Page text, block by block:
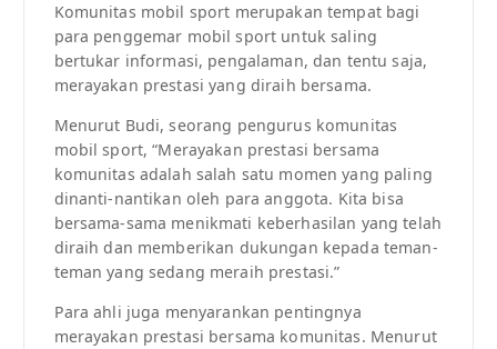
Komunitas mobil sport merupakan tempat bagi
para penggemar mobil sport untuk saling
bertukar informasi, pengalaman, dan tentu saja,
merayakan prestasi yang diraih bersama.
Menurut Budi, seorang pengurus komunitas
mobil sport, “Merayakan prestasi bersama
komunitas adalah salah satu momen yang paling
dinanti-nantikan oleh para anggota. Kita bisa
bersama-sama menikmati keberhasilan yang telah
diraih dan memberikan dukungan kepada teman-
teman yang sedang meraih prestasi.”
Para ahli juga menyarankan pentingnya
merayakan prestasi bersama komunitas. Menurut